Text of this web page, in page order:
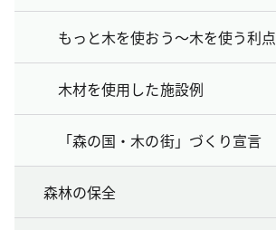
もっと木を使おう～木を使う利点
木材を使用した施設例
「森の国・木の街」づくり宣言
森林の保全